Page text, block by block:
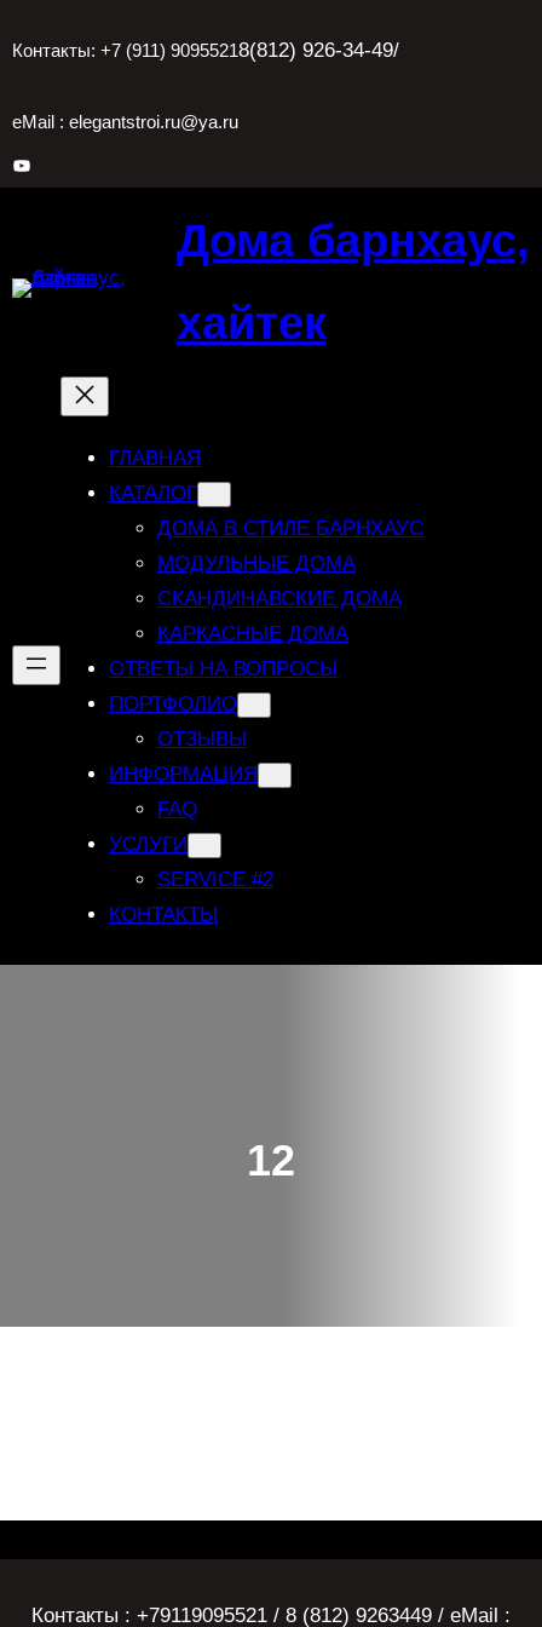
Контакты: +7 (911) 90955218(812) 926-34-49/
eMail : elegantstroi.ru@ya.ru
YouTube
Дома барнхаус,
хайтек
ГЛАВНАЯ
КАТАЛОГ
ДОМА В СТИЛЕ БАРНХАУС
МОДУЛЬНЫЕ ДОМА
СКАНДИНАВСКИЕ ДОМА
КАРКАСНЫЕ ДОМА
ОТВЕТЫ НА ВОПРОСЫ
ПОРТФОЛИО
ОТЗЫВЫ
ИНФОРМАЦИЯ
FAQ
УСЛУГИ
SERVICE #2
КОНТАКТЫ
12
Контакты : +79119095521 / 8 (812) 9263449 / eMail :